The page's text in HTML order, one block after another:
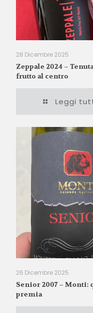
28 Dicembre 2025
Zeppale 2024 –
frutto al centro
Leggi
26 Dicembre 2025
Senior 2007 – Monti:
premia